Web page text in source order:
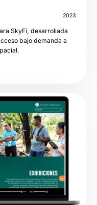
2023
SkyFi, desarrollada
bajo demanda a